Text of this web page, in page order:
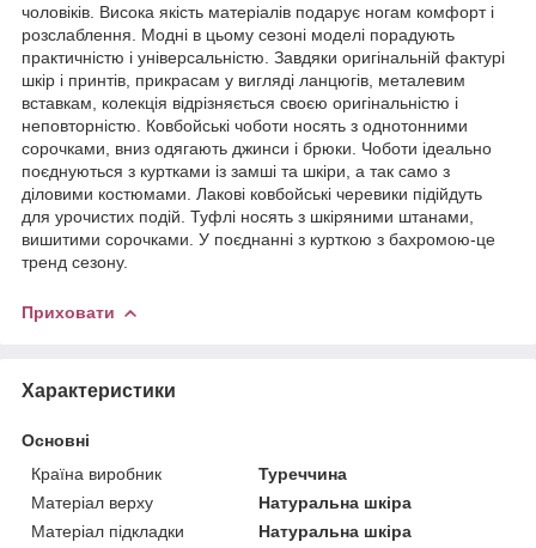
чоловіків. Висока якість матеріалів подарує ногам комфорт і
розслаблення. Модні в цьому сезоні моделі порадують
практичністю і універсальністю. Завдяки оригінальній фактурі
шкір і принтів, прикрасам у вигляді ланцюгів, металевим
вставкам, колекція відрізняється своєю оригінальністю і
неповторністю. Ковбойські чоботи носять з однотонними
сорочками, вниз одягають джинси і брюки. Чоботи ідеально
поєднуються з куртками із замші та шкіри, а так само з
діловими костюмами. Лакові ковбойські черевики підійдуть
для урочистих подій. Туфлі носять з шкіряними штанами,
вишитими сорочками. У поєднанні з курткою з бахромою-це
тренд сезону.
Приховати
Характеристики
Основні
Країна виробник
Туреччина
Матеріал верху
Натуральна шкіра
Матеріал підкладки
Натуральна шкіра